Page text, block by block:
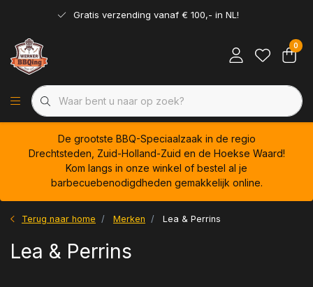
Gratis verzending vanaf € 100,- in NL!
0
De grootste BBQ-Speciaalzaak in de regio
Drechtsteden, Zuid-Holland-Zuid en de Hoekse Waard!
Kom langs in onze winkel of bestel al je
barbecuebenodigdheden gemakkelijk online.
Terug naar home Merken Lea & Perrins
Lea & Perrins